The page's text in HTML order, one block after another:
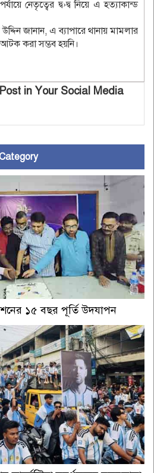
নেতৃত্বের দ্ব›দ্ব নিয়ে এ হত্যাকান্ড
জানান, এ ব্যাপারে থানায় মামলার
করা সম্ভব হয়নি।
in Your Social Media
১৫ বছর পূর্তি উদযাপন